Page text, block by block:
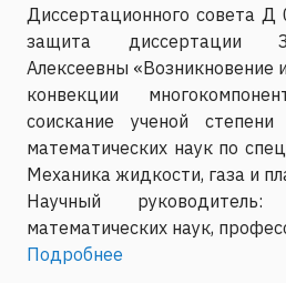
Диссертационного совета Д
защита диссертации
Алексеевны
конвекции
соискание ученой
математических наук по
Механика жидкости, газа и
Научный
математических наук,
Подробнее